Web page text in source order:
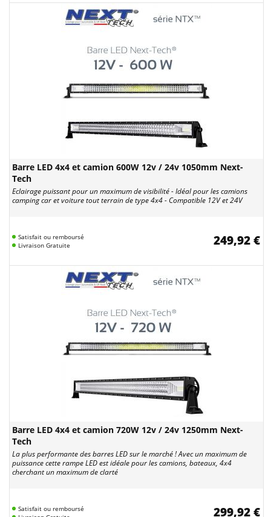
Barre LED 4x4 et camion 600W 12v / 24v 1050mm Next-
Tech
Eclairage puissant pour un maximum de visibilité - Idéal pour les camions
camping car et voiture tout terrain de type 4x4 - Compatible 12V et 24V
Satisfait ou remboursé
Livraison Gratuite
249,92 €
Barre LED 4x4 et camion 720W 12v / 24v 1250mm Next-
Tech
La plus performante des barres LED sur le marché ! Avec un maximum de
puissance cette rampe LED est idéale pour les camions, bateaux, 4x4
cherchant un maximum de clarté
Satisfait ou remboursé
299,92 €